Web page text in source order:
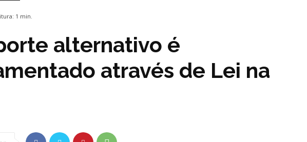
1 min.
alternativo é
através de Lei na